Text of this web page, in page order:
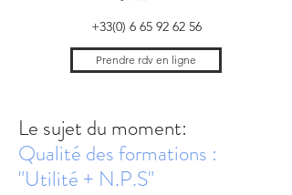
Prendre rdv en ligne
+33(0) 6 65 92 62 56
Le sujet du moment:
Qualité des formations :
"Utilité + N.P.S"